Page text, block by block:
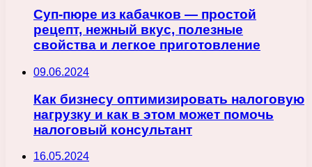
Суп-пюре из кабачков — простой
рецепт, нежный вкус, полезные
свойства и легкое приготовление
09.06.2024
Как бизнесу оптимизировать налоговую
нагрузку и как в этом может помочь
налоговый консультант
16.05.2024